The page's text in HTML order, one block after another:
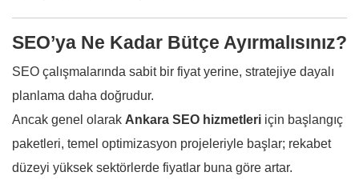
SEO’ya Ne Kadar Bütçe Ayırmalısınız?
SEO çalışmalarında sabit bir fiyat yerine, stratejiye dayalı
planlama daha doğrudur.
Ancak genel olarak Ankara SEO hizmetleri için başlangıç
paketleri, temel optimizasyon projeleriyle başlar; rekabet
düzeyi yüksek sektörlerde fiyatlar buna göre artar.